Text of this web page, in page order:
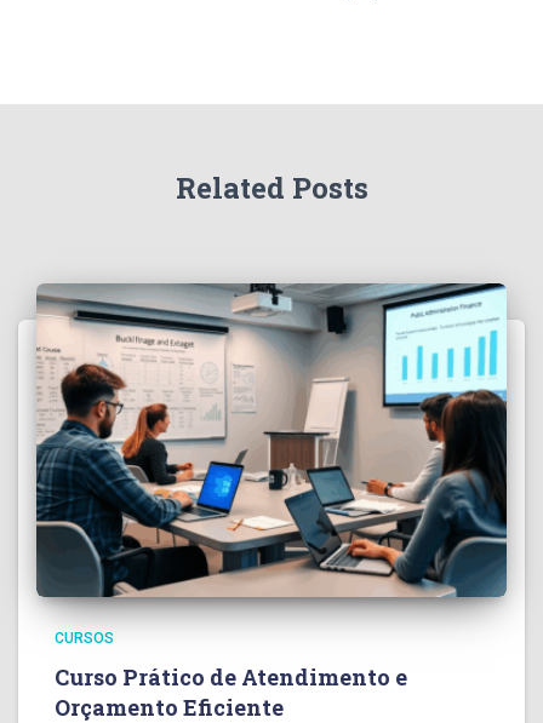
Related Posts
CURSOS
Curso Prático de Atendimento e
Orçamento Eficiente